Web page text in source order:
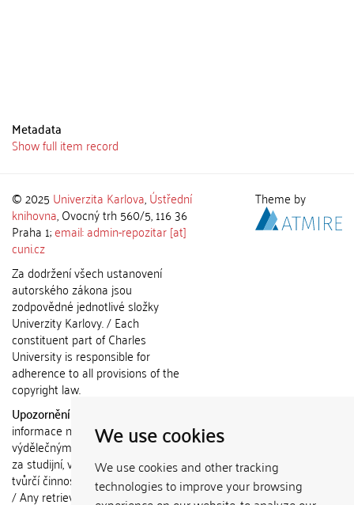
We use cookies
We use cookies and other tracking
technologies to improve your browsing
Metadata
Show full item record
© 2025 Univerzita Karlova,Ústřední
knihovna, Ovocný trh 560/5, 116 36
Praha 1;email: admin-repozitar [at]
cuni.cz
Za dodržení všech ustanovení
autorského zákona jsou
zodpovědné jednotlivé složky
Univerzity Karlovy. / Each
constituent part of Charles
University is responsible for
adherence to all provisions of the
copyright law.
Upozornění / Notice:
informace nemohou být použity k
výdělečným účelům nebo vydávány
za studijní, vědeckou nebo jinou
tvůrčí činnost jiné osoby než autora.
/ Any retrieved information shall not
Theme by